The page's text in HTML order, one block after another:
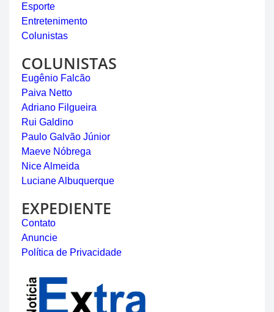
Esporte
Entretenimento
Colunistas
COLUNISTAS
Eugênio Falcão
Paiva Netto
Adriano Filgueira
Rui Galdino
Paulo Galvão Júnior
Maeve Nóbrega
Nice Almeida
Luciane Albuquerque
EXPEDIENTE
Contato
Anuncie
Política de Privacidade